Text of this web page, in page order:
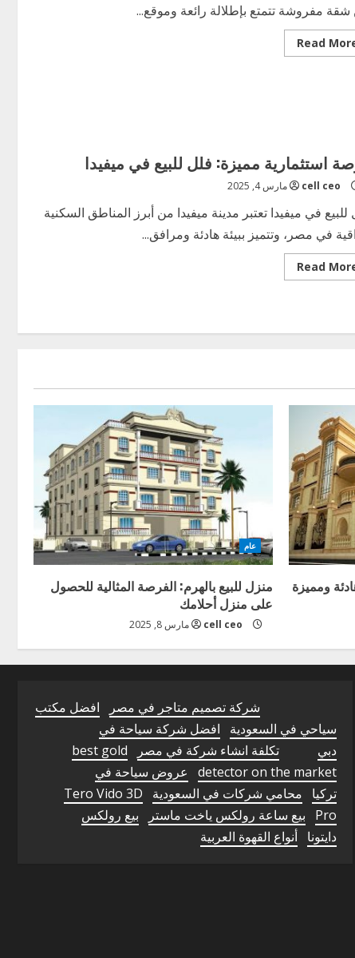
مفروشة تتمتع بإطلالة رائعة وموقع...
Read
more
المدينة
استثمارية مميزة: فلل للبيع في ميفيدا
cell ceo مارس 4, 2025
للبيع في ميفيدا تعتبر مدينة ميفيدا من أبرز المناطق السكنية
في مصر، وتتميز ببيئة هادئة ومرافق...
Read
more
فلل
ومميزة
عام
منزل للبيع بالهرم: الفرصة المثالية للحصول
على منزل أحلامك
cell ceo مارس 8, 2025
شركة تصميم متاجر في مصر
افضل مكتب
سياحي في السعودية
افضل شركة سياحة في
دبي
تكلفة انشاء شركة في مصر
best gold
detector on the market
عروض سياحة في
تركيا
محامي شركات في السعودية
Tero Vido 3D
Pro
بيع ساعة رولكس ياخت ماستر
بيع رولكس
دايتونا أنواع القهوة العربية